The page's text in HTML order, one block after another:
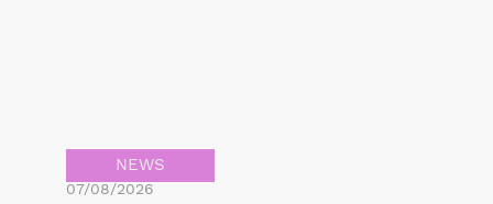
NEWS
07/08/2026